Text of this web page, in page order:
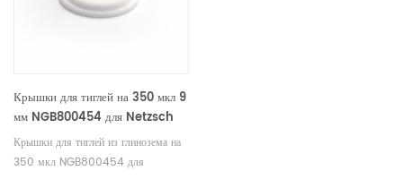
образцов DSC от Netzsch
Крышки для тиглей на 350 мкл 9
мм NGB800454 для Netzsch
(крышки для образцов)
Крышки для тиглей из глинозема на
350 мкл NGB800454 для